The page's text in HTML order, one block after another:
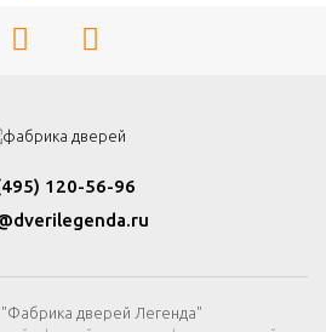
120-56-96
дверей Легенда"